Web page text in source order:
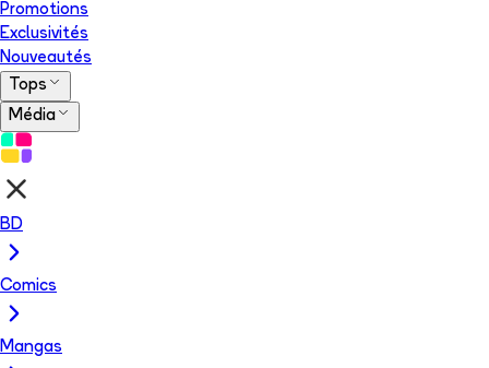
Promotions
Exclusivités
Nouveautés
Tops
Média
BD
Comics
Mangas